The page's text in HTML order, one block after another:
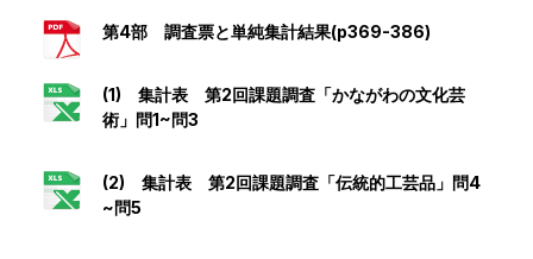
第4部 調査票と単純集計結果(p369-386)
(1) 集計表 第2回課題調査「かながわの文化芸
術」問1~問3
(2) 集計表 第2回課題調査「伝統的工芸品」問4
~問5